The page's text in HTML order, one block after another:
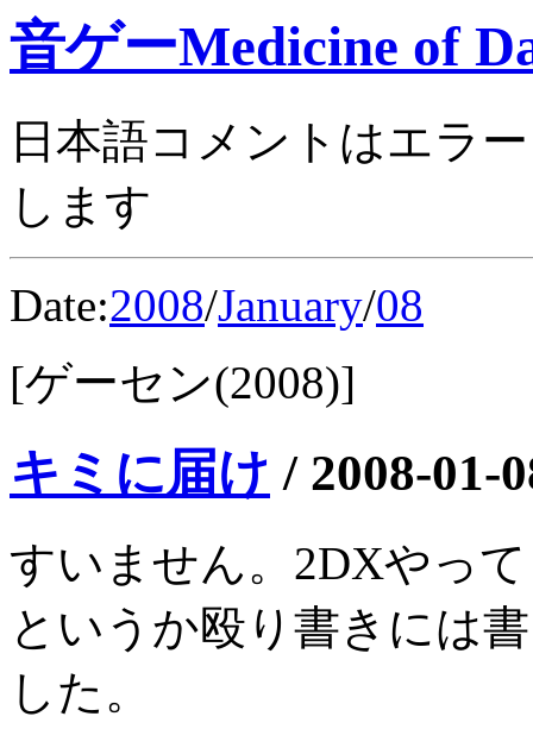
音ゲーMedicine of
日本語コメントはエラ
します
Date:2008/January/08
[ゲーセン(2008)]
キミに届け / 2008-01-
すいません。2DXやっ
というか殴り書きには
した。